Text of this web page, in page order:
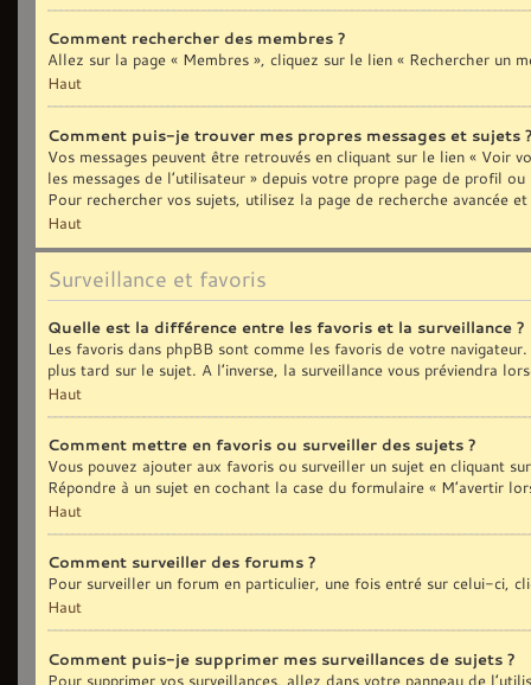
Comment rechercher des membres ?
Allez sur la page « Membres », cliquez sur le lien « Rechercher un
Haut
Comment puis-je trouver mes propres messages et sujets
Vos messages peuvent être retrouvés en cliquant sur le lien « Voir
les messages de l’utilisateur » depuis votre propre page de profil
Pour rechercher vos sujets, utilisez la page de recherche avancée
Haut
Surveillance et favoris
Quelle est la différence entre les favoris et la surveillance ?
Les favoris dans phpBB sont comme les favoris de votre
plus tard sur le sujet. A l’inverse, la surveillance vous préviendra
Haut
Comment mettre en favoris ou surveiller des sujets ?
Vous pouvez ajouter aux favoris ou surveiller un sujet en cliquant
Répondre à un sujet en cochant la case du formulaire « M’avertir
Haut
Comment surveiller des forums ?
Pour surveiller un forum en particulier, une fois entré sur celui-ci,
Haut
Comment puis-je supprimer mes surveillances de sujets ?
Pour supprimer vos surveillances, allez dans votre panneau de